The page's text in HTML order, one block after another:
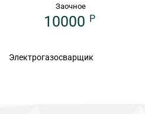
Заочное
10000 P
Электрогазосварщик